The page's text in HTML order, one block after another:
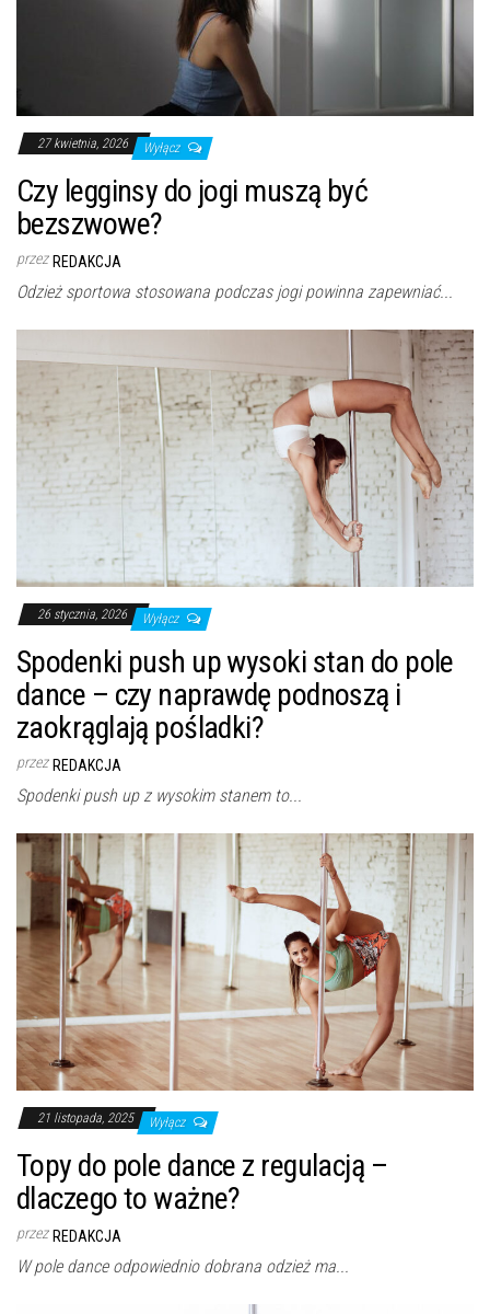
27 kwietnia, 2026 Wyłącz
Czy legginsy do jogi muszą być
bezszwowe?
przez REDAKCJA
Odzież sportowa stosowana podczas jogi powinna zapewniać...
26 stycznia, 2026 Wyłącz
Spodenki push up wysoki stan do pole
dance – czy naprawdę podnoszą i
zaokrąglają pośladki?
przez REDAKCJA
Spodenki push up z wysokim stanem to...
21 listopada, 2025 Wyłącz
Topy do pole dance z regulacją –
dlaczego to ważne?
przez REDAKCJA
W pole dance odpowiednio dobrana odzież ma...